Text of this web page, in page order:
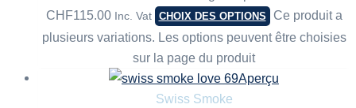
CHF115.00
Inc. Vat CHOIX DES OPTIONS
Ce produit a
plusieurs variations. Les options peuvent être choisies
sur la page du produit
Aperçu
Swiss Smoke